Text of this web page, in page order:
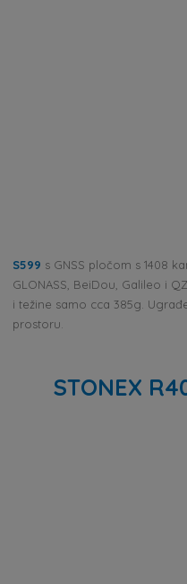
S599 s GNSS pločom s 1408
GLONASS, BeiDou, Galileo i
i težine samo cca 385g.
prostoru.
STONEX